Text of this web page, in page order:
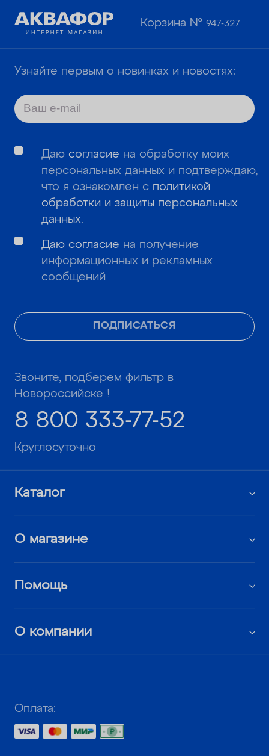
Корзина №947-327
Узнайте первым о новинках и новостях:
ПОДПИСАТЬСЯ
Даю согласие на обработку моих
персональных данных и подтверждаю,
что я ознакомлен с политикой
обработки и защиты персональных
данных.
Даю согласие на получение
информационных и рекламных
сообщений
Звоните, подберем фильтр в
Новороссийске !
8 800 333-77-52
Круглосуточно
Каталог
О магазине
Помощь
О компании
Оплата: